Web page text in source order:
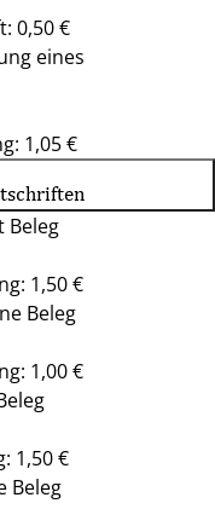
0,50 €
eines
1,05 €
Beleg
1,50 €
Beleg
1,00 €
1,50 €
Beleg